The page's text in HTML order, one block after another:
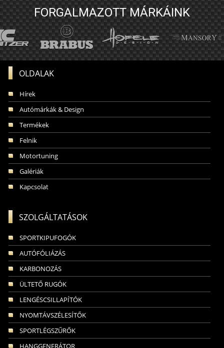
FORGALMAZOTT MÁRKÁINK
OLDALAK
Hírek
Autómárkák & Design
Termékek
Felnik
Motortuning
Galériák
Kapcsolat
SZOLGÁLTATÁSOK
SPORTKIPUFOGÓK
AUTÓFÓLIÁZÁS
KARBONOZÁS
ÜLTETŐ RUGÓK
LENGÉSCSILLAPÍTÓK
NYOMTÁVSZÉLESÍTŐK
SPORTLÉGSZŰRŐK
HANGGENERÁTOR